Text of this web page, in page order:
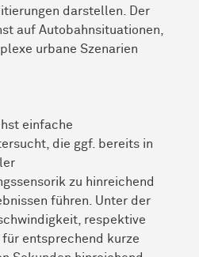
darstellen. Der
auf Autobahnsituationen,
urbane Szenarien
einfache
die ggf. bereits in
zu hinreichend
führen. Unter der
respektive
für entsprechend kurze